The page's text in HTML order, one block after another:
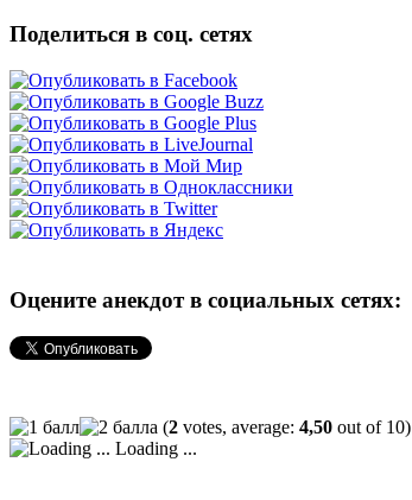
Поделиться в соц. сетях
Оцените анекдот в социальных сетях:
(2 votes, average: 4,50 out of 10)
Loading ...